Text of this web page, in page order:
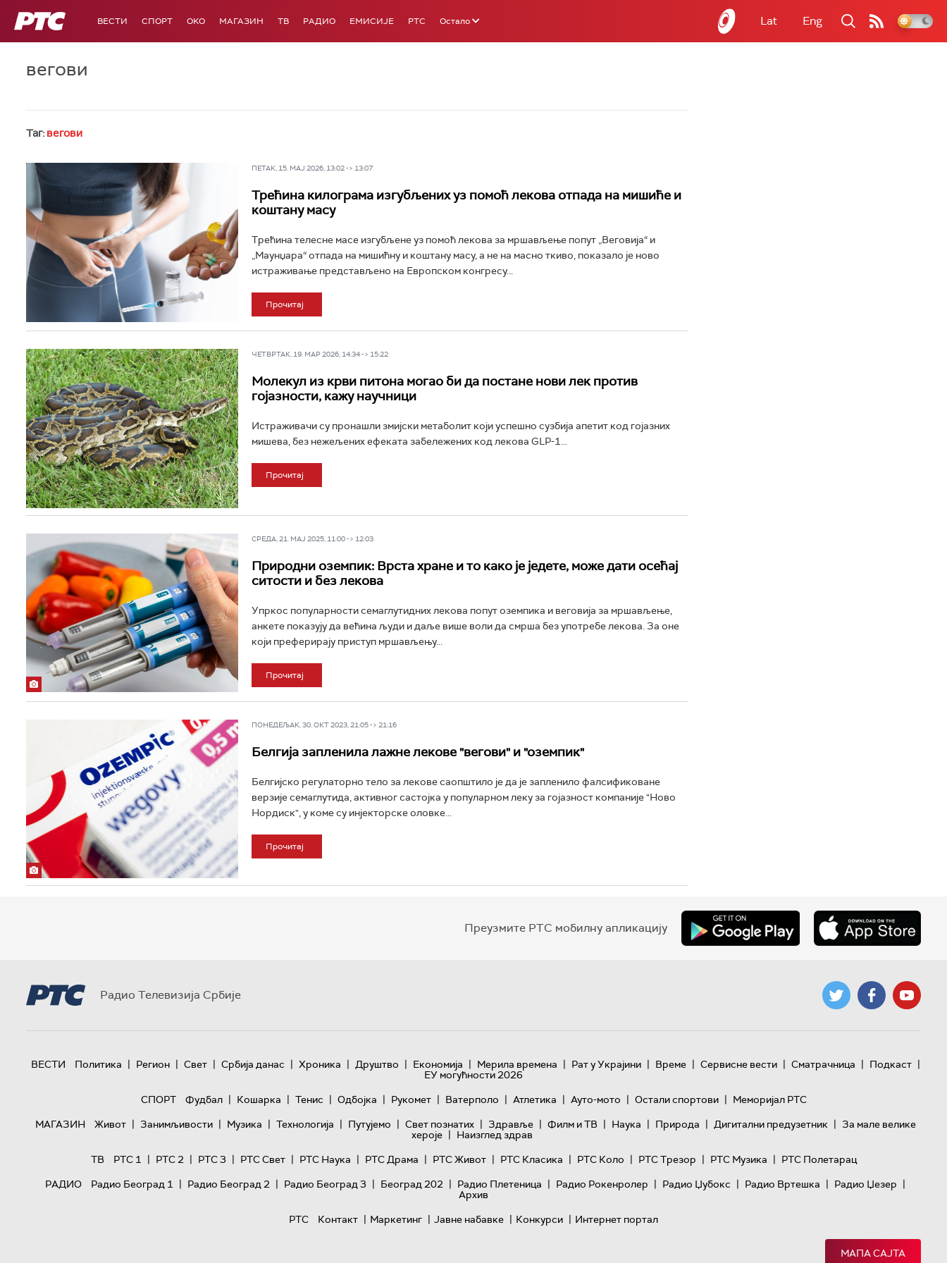
РТС ВЕСТИ СПОРТ OKO МАГАЗИН ТВ РАДИО ЕМИСИЈЕ РТС Остало Lat Eng
вегови
Таг: вегови
ПЕТАК, 15. МАЈ 2026, 13:02 -> 13:07
Трећина килограма изгубљених уз помоћ лекова отпада на мишиће и
коштану масу
Трећина телесне масе изгубљене уз помоћ лекова за мршављење попут „Веговија“ и
„Маунџара“ отпада на мишићну и коштану масу, а не на масно ткиво, показало је ново
истраживање представљено на Европском конгресу...
Прочитај
ЧЕТВРТАК, 19. МАР 2026, 14:34 -> 15:22
Молекул из крви питона могао би да постане нови лек против
гојазности, кажу научници
Истраживачи су пронашли змијски метаболит који успешно сузбија апетит код гојазних
мишева, без нежељених ефеката забележених код лекова GLP-1...
Прочитај
СРЕДА, 21. МАЈ 2025, 11:00 -> 12:03
Природни оземпик: Врста хране и то како је једете, може дати осећај
ситости и без лекова
Упркос популарности семаглутидних лекова попут оземпика и веговија за мршављење,
анкете показују да већина људи и даље више воли да смрша без употребе лекова. За оне
који преферирају приступ мршављењу...
Прочитај
ПОНЕДЕЉАК, 30. ОКТ 2023, 21:05 -> 21:16
Белгија запленила лажне лекове "вегови" и "оземпик"
Белгијско регулаторно тело за лекове саопштило је да је запленило фалсификоване
верзије семаглутида, активног састојка у популарном леку за гојазност компаније "Ново
Нордиск", у коме су инјекторске оловке...
Прочитај
Преузмите РТС мобилну апликацију
Радио Телевизија Србије
ВЕСТИ Политика | Регион | Свет | Србија данас | Хроника | Друштво | Економија | Мерила времена | Рат у Украјини | Време | Сервисне вести | Сматрачница | Подкаст |
ЕУ могућности 2026
СПОРТ
Фудбал | Кошарка | Тенис | Одбојка | Рукомет | Ватерполо | Атлетика | Ауто-мото | Остали спортови | Меморијал РТС
МАГАЗИН
Живот | Занимљивости | Музика | Технологијa | Путујемо | Свет познатих | Здравље | Филм и ТВ | Наука | Природа | Дигитални предузетник | За мале велике
хероје | Наизглед здрав
ТВ
РТС 1 | РТС 2 | РТС 3 | РТС Свет | РТС Наука | РТС Драма | РТС Живот | РТС Класика | РТС Коло | РТС Трезор | РТС Музика | РТС Полетарац
РАДИО
Радио Београд 1 | Радио Београд 2 | Радио Београд 3 | Београд 202 | Радио Плетеница | Радио Рокенролер | Радио Џубокс | Радио Вртешка | Радио Џезер |
Архив
РТС
Контакт | Маркетинг | Јавне набавке | Конкурси | Интернет портал
МАПА САЈТА